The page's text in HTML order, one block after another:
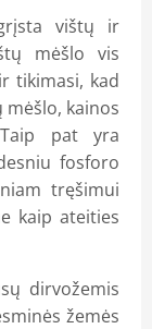
vištų ir
mėšlo vis
tikimasi, kad
mėšlo, kainos
pat yra
fosforo
tręšimui
kaip ateities
dirvožemis
žemės